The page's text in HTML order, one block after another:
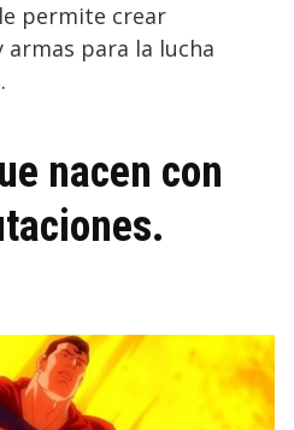
permite crear
para la lucha
nacen con